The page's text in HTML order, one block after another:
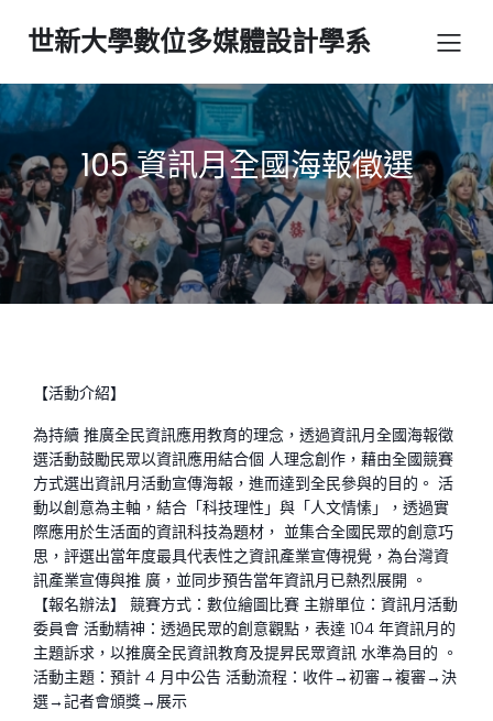
世新大學數位多媒體設計學系
105 資訊月全國海報徵選
【活動介紹】
為持續 推廣全民資訊應用教育的理念，透過資訊月全國海報徵
選活動鼓勵民眾以資訊應用結合個 人理念創作，藉由全國競賽
方式選出資訊月活動宣傳海報，進而達到全民參與的目的。 活
動以創意為主軸，結合「科技理性」與「人文情愫」，透過實
際應用於生活面的資訊科技為題材， 並集合全國民眾的創意巧
思，評選出當年度最具代表性之資訊產業宣傳視覺，為台灣資
訊產業宣傳與推 廣，並同步預告當年資訊月已熱烈展開 。
【報名辦法】 競賽方式：數位繪圖比賽 主辦單位：資訊月活動
委員會 活動精神：透過民眾的創意觀點，表達 104 年資訊月的
主題訴求，以推廣全民資訊教育及提昇民眾資訊 水準為目的 。
活動主題：預計 4 月中公告 活動流程：收件→初審→複審→決
選→記者會頒獎→展示